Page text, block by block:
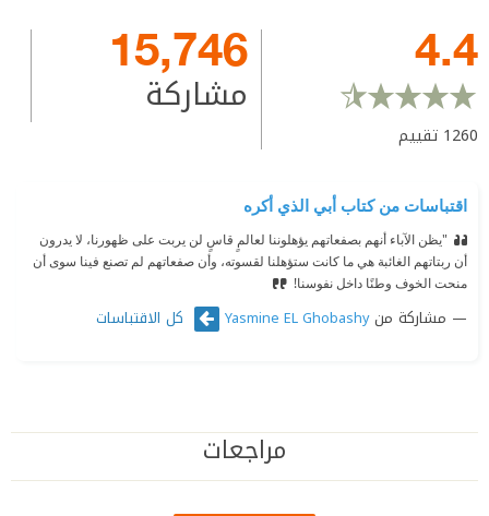
4.4
1260 تقييم
15,746
مشاركة
اقتباسات من كتاب أبي الذي أكره
"يظن الآباء أنهم بصفعاتهم يؤهلوننا لعالمٍ قاسٍ لن يربت على ظهورنا، لا يدرون
أن ربتاتهم الغائبة هي ما كانت ستؤهلنا لقسوته، وأن صفعاتهم لم تصنع فينا سوى أن
منحت الخوف وطنًا داخل نفوسنا!
مشاركة منYasmine EL Ghobashy كل الاقتباسات
مراجعات